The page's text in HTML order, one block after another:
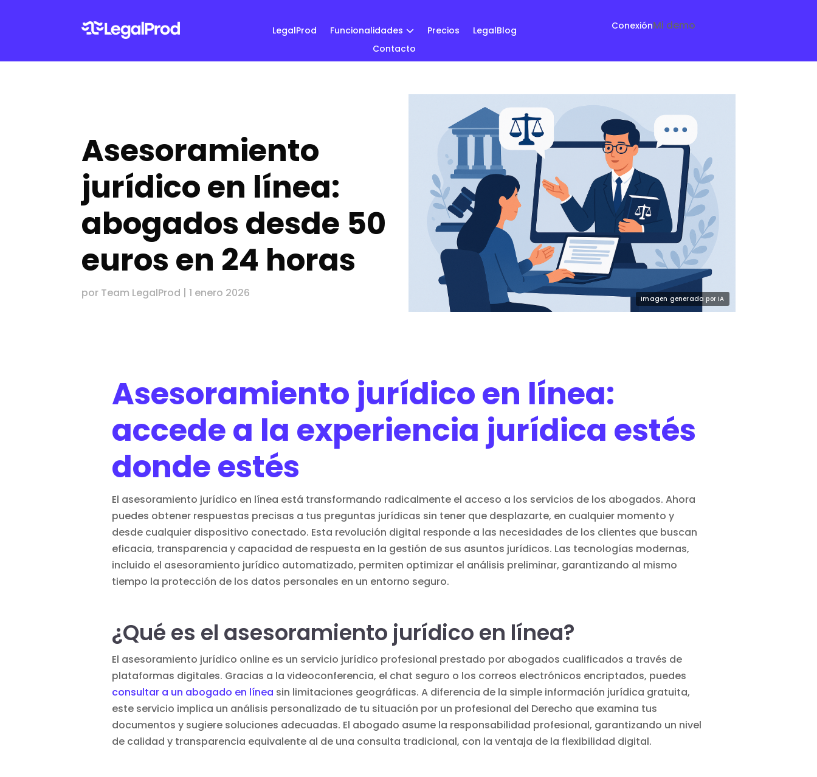
LegalProd Funcionalidades Precios
LegalBlog
Contacto
ConexiónMi demo
Asesoramiento
jurídico en línea:
abogados desde 50
euros en 24 horas
por Team LegalProd |1 enero 2026
Asesoramiento jurídico en línea:
accede a la experiencia jurídica estés
donde estés
El asesoramiento jurídico en línea está transformando radicalmente el acceso a los servicios de los abogados. Ahora
puedes obtener respuestas precisas a tus preguntas jurídicas sin tener que desplazarte, en cualquier momento y
desde cualquier dispositivo conectado. Esta revolución digital responde a las necesidades de los clientes que buscan
eficacia, transparencia y capacidad de respuesta en la gestión de sus asuntos jurídicos. Las tecnologías modernas,
incluido el asesoramiento jurídico automatizado, permiten optimizar el análisis preliminar, garantizando al mismo
tiempo la protección de los datos personales en un entorno seguro.
¿Qué es el asesoramiento jurídico en línea?
El asesoramiento jurídico online es un servicio jurídico profesional prestado por abogados cualificados a través de
plataformas digitales. Gracias a la videoconferencia, el chat seguro o los correos electrónicos encriptados, puedes
consultar a un abogado en línea sin limitaciones geográficas. A diferencia de la simple información jurídica gratuita,
este servicio implica un análisis personalizado de tu situación por un profesional del Derecho que examina tus
documentos y sugiere soluciones adecuadas. El abogado asume la responsabilidad profesional, garantizando un nivel
de calidad y transparencia equivalente al de una consulta tradicional, con la ventaja de la flexibilidad digital.